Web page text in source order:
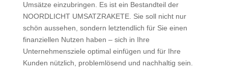
Umsätze einzubringen. Es ist ein Bestandteil der
NOORDLICHT UMSATZRAKETE. Sie soll nicht nur
schön aussehen, sondern letztendlich für Sie einen
finanziellen Nutzen haben – sich in Ihre
Unternehmensziele optimal einfügen und für Ihre
Kunden nützlich, problemlösend und nachhaltig sein.